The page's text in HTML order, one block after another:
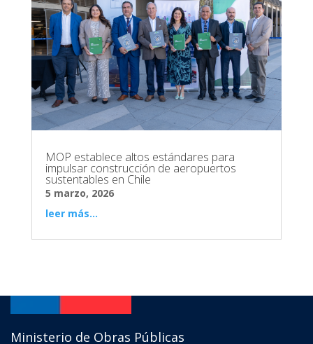
MOP establece altos estándares para
impulsar construcción de aeropuertos
sustentables en Chile
5 marzo, 2026
leer más...
Ministerio de Obras Públicas